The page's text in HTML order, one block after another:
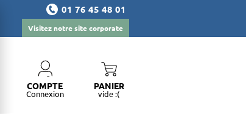
01 76 45 48 01
Visitez notre site corporate
COMPTE
Connexion
PANIER
vide :(